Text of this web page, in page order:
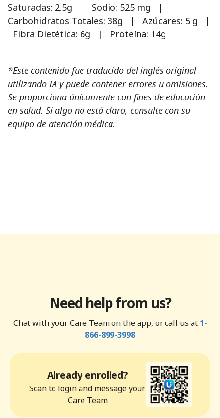
Saturadas: 2.5g | Sodio: 525 mg |
Carbohidratos Totales: 38g | Azúcares: 5 g |
Fibra Dietética: 6g | Proteína: 14g
*Este contenido fue traducido del inglés original
utilizando IA y puede contener errores u omisiones.
Se proporciona únicamente con fines de educación
en salud. Si algo no está claro, consulte con su
equipo de atención médica.
Need help from us?
Chat with your Care Team on the app, or call us at 1-
866-899-3998
Already enrolled?
Scan to login and message your
Care Team